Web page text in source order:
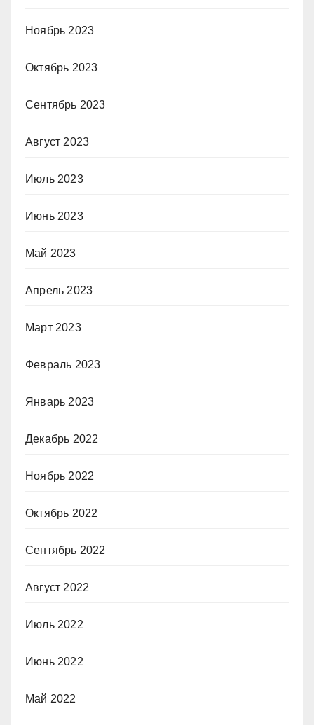
Ноябрь 2023
Октябрь 2023
Сентябрь 2023
Август 2023
Июль 2023
Июнь 2023
Май 2023
Апрель 2023
Март 2023
Февраль 2023
Январь 2023
Декабрь 2022
Ноябрь 2022
Октябрь 2022
Сентябрь 2022
Август 2022
Июль 2022
Июнь 2022
Май 2022